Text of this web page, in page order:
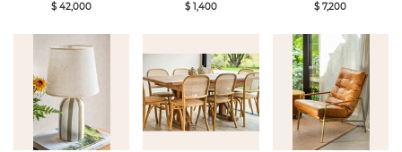
$ 42,000
$ 1,400
$ 7,200